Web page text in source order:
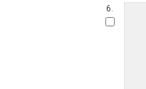
6.